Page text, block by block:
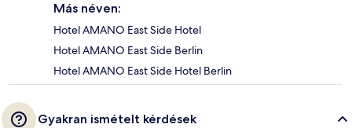
Más néven:
Hotel AMANO East Side Hotel
Hotel AMANO East Side Berlin
Hotel AMANO East Side Hotel Berlin
Gyakran ismételt kérdések